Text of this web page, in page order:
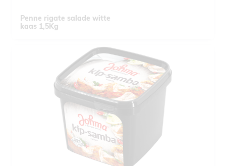
Penne rigate salade witte
kaas 1,5Kg